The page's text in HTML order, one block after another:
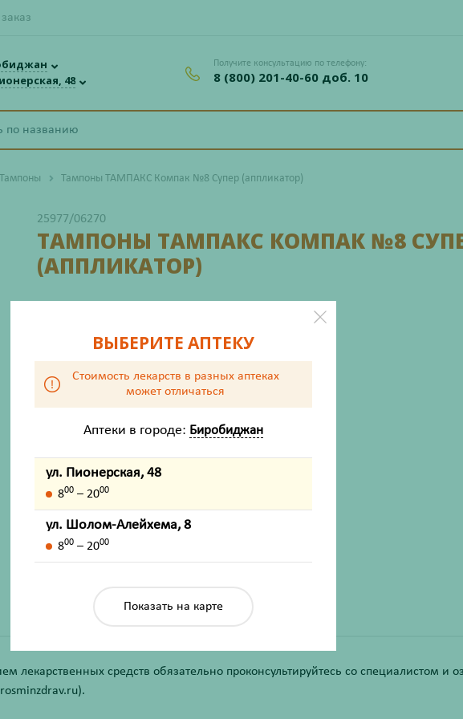
48
Получите консультацию по телефону:
8 (800) 201-40-60 доб. 10
Тампоны Тампоны ТАМПАКС Компак №8 Супер (аппликатор)
25977/06270
ТАМПОНЫ ТАМПАКС КОМПАК №8
(АППЛИКАТОР)
Нет в наличии
ХАРАКТЕРИСТИКИ
Производитель
Жизненно важный
Нет
лекарственных средств обязательно проконсультируйтесь со специалистом и
ВЫБЕРИТЕ АПТЕКУ
Стоимость лекарств в разных аптеках
может отличаться
Аптеки в городе: Биробиджан
ул. Пионерская, 48
800 – 2000
ул. Шолом-Алейхема, 8
800 – 2000
Показать на карте